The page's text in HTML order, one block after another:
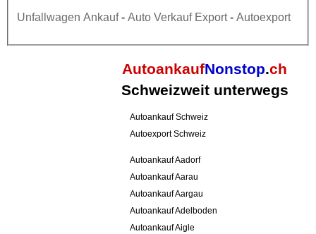
Unfallwagen Ankauf- Auto Verkauf Export- Autoexport
AutoankaufNonstop.ch
Schweizweit unterwegs
Autoankauf Schweiz
Autoexport Schweiz
Autoankauf Aadorf
Autoankauf Aarau
Autoankauf Aargau
Autoankauf Adelboden
Autoankauf Aigle